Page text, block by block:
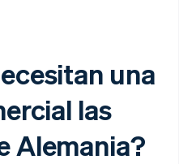
una
las
Alemania?